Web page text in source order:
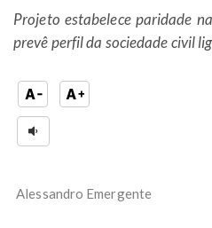
Projeto estabelece paridade
prevê perfil da sociedade civil
Alessandro Emergente